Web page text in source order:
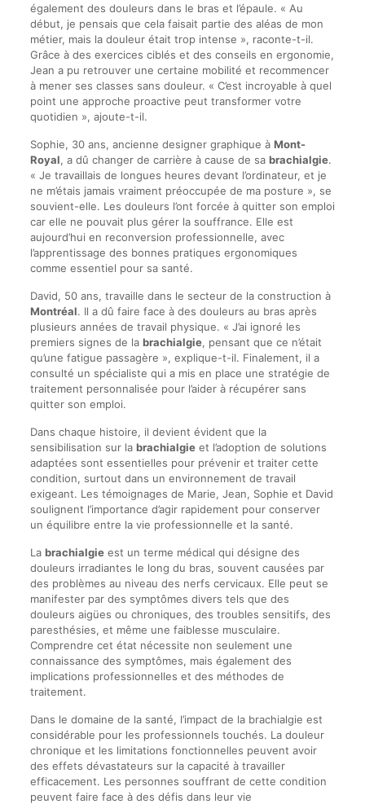
également des douleurs dans le bras et l’épaule. « Au
début, je pensais que cela faisait partie des aléas de mon
métier, mais la douleur était trop intense », raconte-t-il.
Grâce à des exercices ciblés et des conseils en ergonomie,
Jean a pu retrouver une certaine mobilité et recommencer
à mener ses classes sans douleur. « C’est incroyable à quel
point une approche proactive peut transformer votre
quotidien », ajoute-t-il.
Sophie, 30 ans, ancienne designer graphique à Mont-
Royal, a dû changer de carrière à cause de sa brachialgie.
« Je travaillais de longues heures devant l’ordinateur, et je
ne m’étais jamais vraiment préoccupée de ma posture », se
souvient-elle. Les douleurs l’ont forcée à quitter son emploi
car elle ne pouvait plus gérer la souffrance. Elle est
aujourd’hui en reconversion professionnelle, avec
l’apprentissage des bonnes pratiques ergonomiques
comme essentiel pour sa santé.
David, 50 ans, travaille dans le secteur de la construction à
Montréal. Il a dû faire face à des douleurs au bras après
plusieurs années de travail physique. « J’ai ignoré les
premiers signes de la brachialgie, pensant que ce n’était
qu’une fatigue passagère », explique-t-il. Finalement, il a
consulté un spécialiste qui a mis en place une stratégie de
traitement personnalisée pour l’aider à récupérer sans
quitter son emploi.
Dans chaque histoire, il devient évident que la
sensibilisation sur la brachialgieet l’adoption de solutions
adaptées sont essentielles pour prévenir et traiter cette
condition, surtout dans un environnement de travail
exigeant. Les témoignages de Marie, Jean, Sophie et David
soulignent l’importance d’agir rapidement pour conserver
un équilibre entre la vie professionnelle et la santé.
La brachialgieest un terme médical qui désigne des
douleurs irradiantes le long du bras, souvent causées par
des problèmes au niveau des nerfs cervicaux. Elle peut se
manifester par des symptômes divers tels que des
douleurs aigües ou chroniques, des troubles sensitifs, des
paresthésies, et même une faiblesse musculaire.
Comprendre cet état nécessite non seulement une
connaissance des symptômes, mais également des
implications professionnelles et des méthodes de
traitement.
Dans le domaine de la santé, l’impact de la brachialgie est
considérable pour les professionnels touchés. La douleur
chronique et les limitations fonctionnelles peuvent avoir
des effets dévastateurs sur la capacité à travailler
efficacement. Les personnes souffrant de cette condition
peuvent faire face à des défis dans leur vie